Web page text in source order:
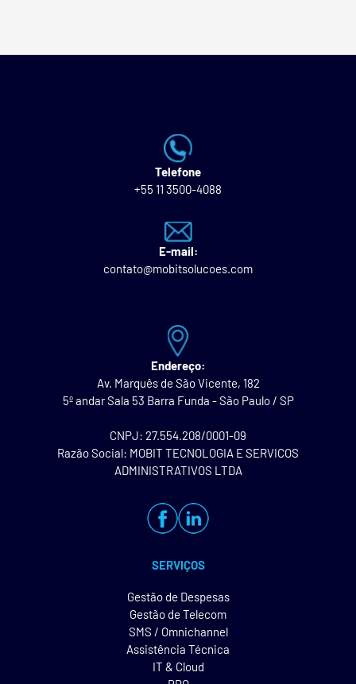
Telefone
+55 11 3500-4088
E-mail:
contato@mobitsolucoes.com
Endereço:
Av. Marquês de São Vicente, 182
5º andar Sala 53 Barra Funda - São Paulo / SP
CNPJ: 27.554.208/0001-09
Razão Social: MOBIT TECNOLOGIA E SERVICOS
ADMINISTRATIVOS LTDA
SERVIÇOS
Gestão de Despesas
Gestão de Telecom
SMS / Omnichannel
Assistência Técnica
IT & Cloud